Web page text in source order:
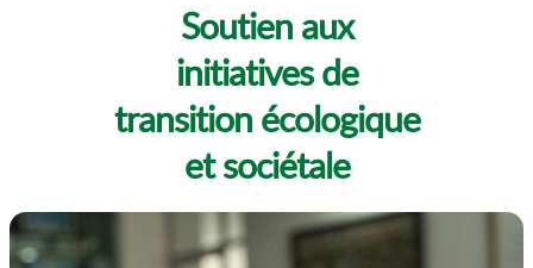
Soutien aux
initiatives de
transition écologique
et sociétale